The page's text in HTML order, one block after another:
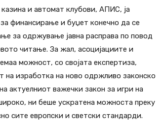
и автомат клубови, АПИС, ја
финансирање и буџет конечно да се
за одржување јавна расправа по повод
читање. За жал, асоцијациите и
можност, со својата експертиза,
на изработка на ново одржливо законско
актуелниот важечки закон за игри на
ни беше ускратена можноста преку
сите европски и светски стандарди.